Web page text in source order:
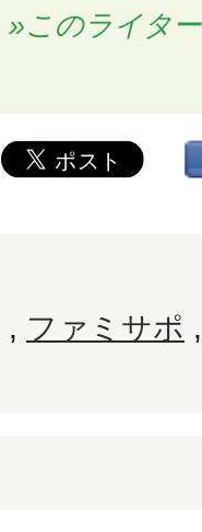
»このライタ
, ファミサポ